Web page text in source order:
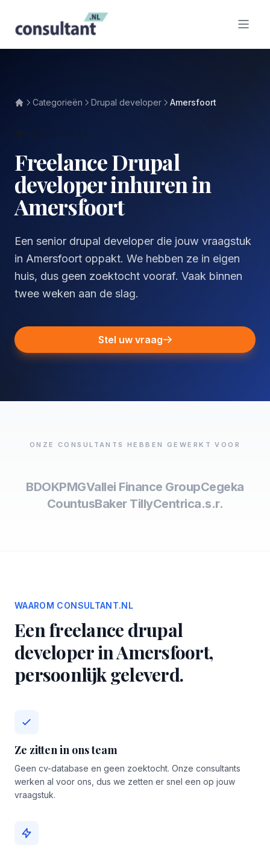
Categorieën Drupal developer Amersfoort
Freelance Drupal
developer inhuren in
Amersfoort
Een senior drupal developer die jouw vraagstuk
in Amersfoort oppakt. We hebben ze in eigen
huis, dus geen zoektocht vooraf. Vaak binnen
twee weken aan de slag.
Stel uw vraag
ONZE CONSULTANTS HEBBEN GEWERKT VOOR
BDOKPMGVallei Finance GroupCegeka
CountusBaker TillyCentrica.s.r.
WAAROM CONSULTANT.NL
Een freelance drupal
developer in Amersfoort,
persoonlijk geleverd.
Ze zitten in ons team
Geen cv-database en geen zoektocht. Onze consultants
werken al voor ons, dus we zetten er snel een op jouw
vraagstuk.